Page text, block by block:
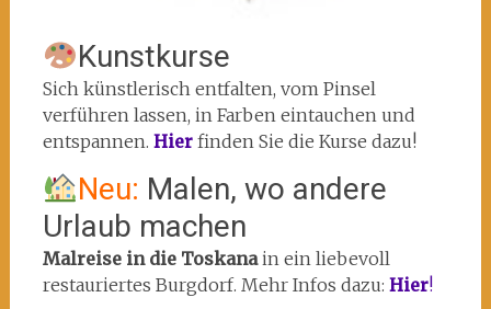
Kunstkurse
Sich künstlerisch entfalten, vom Pinsel
verführen lassen, in Farben eintauchen und
entspannen. Hier finden Sie die Kurse dazu!
Neu: Malen, wo andere
Urlaub machen
Malreise in die Toskanain ein liebevoll
restauriertes Burgdorf. Mehr Infos dazu: Hier!